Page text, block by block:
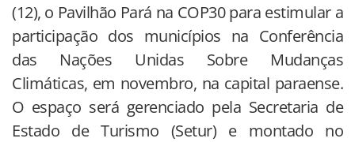
(12), o Pavilhão Pará na COP30 para estimular a
participação dos municípios na Conferência
das Nações Unidas Sobre Mudanças
Climáticas, em novembro, na capital paraense.
O espaço será gerenciado pela Secretaria de
Estado de Turismo (Setur) e montado no